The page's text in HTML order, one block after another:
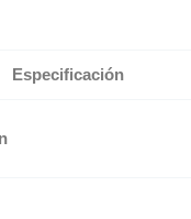
Especificación